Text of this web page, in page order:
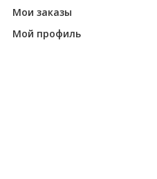
Мои заказы
Мой профиль